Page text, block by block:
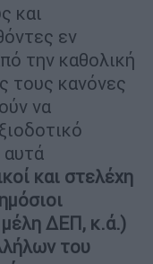
και
εν
την καθολική
τους κανόνες
να
και στελέχη
μέλη ΔΕΠ, κ.ά.)
του